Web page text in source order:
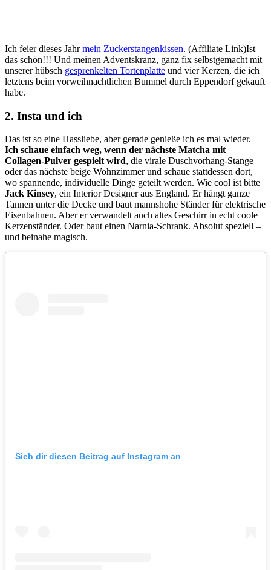
Ich feier dieses Jahrmein Zuckerstangenkissen. (Affiliate Link)Ist
das schön!!! Und meinen Adventskranz, ganz fix selbstgemacht mit
unserer hübsch gesprenkelten Tortenplatte und vier Kerzen, die ich
letztens beim vorweihnachtlichen Bummel durch Eppendorf gekauft
habe.
2. Insta und ich
Das ist so eine Hassliebe, aber gerade genieße ich es mal wieder.
Ich schaue einfach weg, wenn der nächste Matcha mit
Collagen-Pulver gespielt wird, die virale Duschvorhang-Stange
oder das nächste beige Wohnzimmer und schaue stattdessen dort,
wo spannende, individuelle Dinge geteilt werden. Wie cool ist bitte
Jack Kinsey, ein Interior Designer aus England. Er hängt ganze
Tannen unter die Decke und baut mannshohe Ständer für elektrische
Eisenbahnen. Aber er verwandelt auch altes Geschirr in echt coole
Kerzenständer. Oder baut einen Narnia-Schrank. Absolut speziell –
und beinahe magisch.
Sieh dir diesen Beitrag auf Instagram an